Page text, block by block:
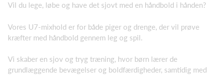
Vil du lege, løbe og have det sjovt med en håndbold i hånden?
Vores U7-mixhold er for både piger og drenge, der vil prøve
kræfter med håndbold gennem leg og spil.
Vi skaber en sjov og tryg træning, hvor børn lærer de
grundlæggende bevægelser og boldfærdigheder, samtidig med